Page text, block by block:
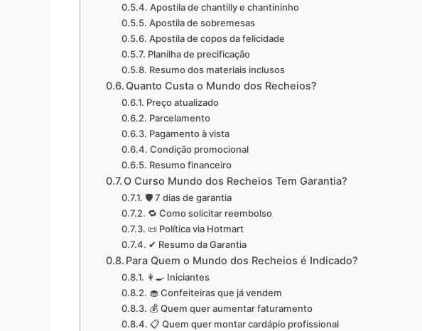
Apostila de chantilly e chantininho
Apostila de sobremesas
Apostila de copos da felicidade
Planilha de precificação
Resumo dos materiais inclusos
Quanto Custa o Mundo dos Recheios?
Preço atualizado
Parcelamento
Pagamento à vista
Condição promocional
Resumo financeiro
O Curso Mundo dos Recheios Tem Garantia?
🛡️ 7 dias de garantia
🔁 Como solicitar reembolso
📜 Política via Hotmart
✔ Resumo da Garantia
Para Quem o Mundo dos Recheios é Indicado?
👩‍🍳 Iniciantes
🧁 Confeiteiras que já vendem
💰 Quem quer aumentar faturamento
📋 Quem quer montar cardápio profissional